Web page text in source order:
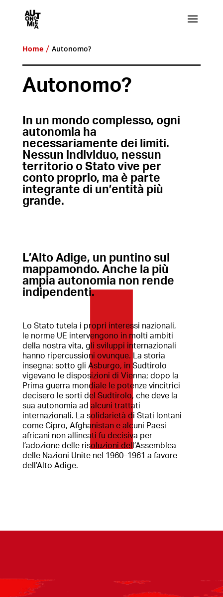
Home Autonomo?
Autonomo?
In un mondo complesso, ogni
autonomia ha
necessariamente dei limiti.
Nessun individuo, nessun
territorio o Stato vive per
conto proprio, ma è parte
integrante di un’entità più
grande.
L’Alto Adige, un puntino sul
mappamondo. Anche la più
ampia autonomia non rende
indipendenti.
Lo Stato tutela i propri interessi nazionali,
le norme UE intervengono in molti ambiti
della nostra vita, gli sviluppi internazionali
hanno ripercussioni ovunque. La storia
insegna: sotto gli Asburgo, in Sudtirolo
vigevano le disposizioni di Vienna; dopo la
Prima guerra mondiale le potenze vincitrici
decisero le sorti del Sudtirolo, che deve la
sua autonomia ad alcuni trattati
internazionali. La solidarietà di Stati lontani
come Cipro, Afghanistan e alcuni Paesi
africani non allineati fu decisiva per
l’adozione delle risoluzioni dell’Assemblea
delle Nazioni Unite nel 1960–1961 a favore
dell’Alto Adige.